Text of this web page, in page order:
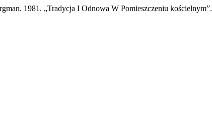
1981. „Tradycja I Odnowa W Pomieszczeniu kościelnym”.